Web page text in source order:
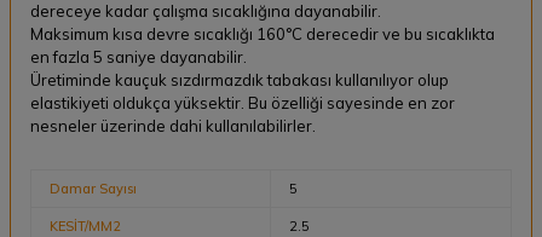
dereceye kadar çalışma sıcaklığına dayanabilir.
Maksimum kısa devre sıcaklığı 160°C derecedir ve bu sıcaklıkta
en fazla 5 saniye dayanabilir.
Üretiminde kauçuk sızdırmazdık tabakası kullanılıyor olup
elastikiyeti oldukça yüksektir. Bu özelliği sayesinde en zor
nesneler üzerinde dahi kullanılabilirler.
Damar Sayısı 5
KESİT/MM2 2.5